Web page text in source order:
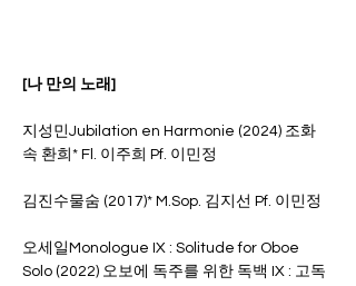
[나 만의 노래]
지성민Jubilation en Harmonie (2024) 조화
속 환희* Fl. 이주희 Pf. 이민정
김진수물숨 (2017)* M.Sop. 김지선 Pf. 이민정
오세일Monologue IX : Solitude for Oboe
Solo (2022) 오보에 독주를 위한 독백 IX : 고독